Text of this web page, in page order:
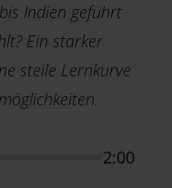
Indien geführt
Ein starker
steile Lernkurve
2:00